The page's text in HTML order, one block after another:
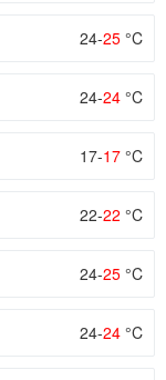
24-25 °C
24-24 °C
17-17 °C
22-22 °C
24-25 °C
24-24 °C